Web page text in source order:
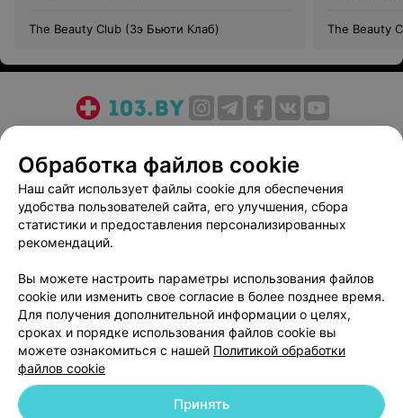
The Beauty Club (Зэ Бьюти Клаб) The Beauty
Медицинский маркетинг
Публичный договор
Пользовательское соглашение
Способы оплаты
Вакансии
Партнеры
Написать руководителю 103.by
Персональные настройки cookie
Обработка персональных данных
Обработка файлов cookie
Наш сайт использует файлы cookie для обеспечения
удобства пользователей сайта, его улучшения, сбора
статистики и предоставления персонализированных
рекомендаций.
Вы можете настроить параметры использования файлов
cookie или изменить свое согласие в более позднее время.
Для получения дополнительной информации о целях,
сроках и порядке использования файлов cookie вы
можете ознакомиться с нашей Политикой обработки
файлов cookie
Принять